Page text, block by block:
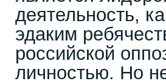
деятельность,
эдаким
российской
личностью. Но